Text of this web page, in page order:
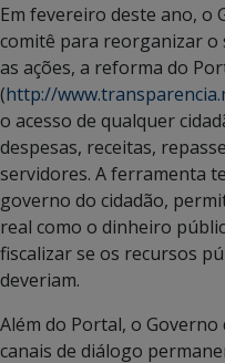
Em fevereiro deste ano,
comitê para reorganizar o
as ações, a reforma do
(http://
o acesso de qualquer
despesas, receitas,
servidores. A ferramenta
governo do cidadão,
real como o dinheiro
fiscalizar se os recursos
deveriam.
Além do Portal, o
canais de diálogo